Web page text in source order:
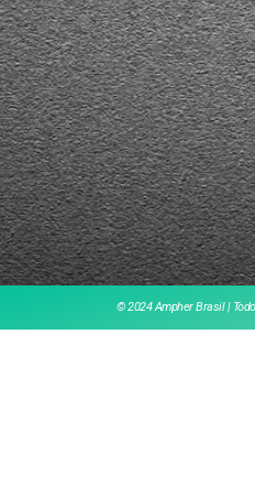
© 2024 Ampher Brasil |